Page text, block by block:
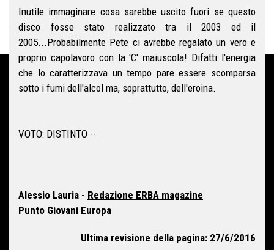
Inutile immaginare cosa sarebbe uscito fuori se questo
disco fosse stato realizzato tra il 2003 ed il
2005...Probabilmente Pete ci avrebbe regalato un vero e
proprio capolavoro con la 'C' maiuscola! Difatti l'energia
che lo caratterizzava un tempo pare essere scomparsa
sotto i fumi dell'alcol ma, soprattutto, dell'eroina.
VOTO: DISTINTO --
Alessio Lauria - Redazione ERBA magazine
Punto Giovani Europa
Ultima revisione della pagina: 27/6/2016